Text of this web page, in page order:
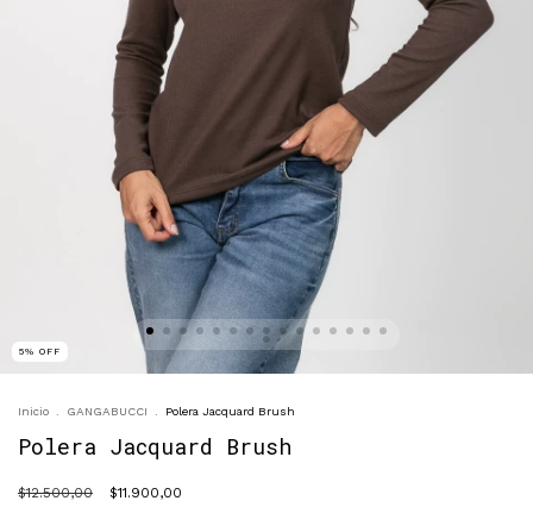
5% OFF
Inicio GANGABUCCI Polera Jacquard Brush
Polera Jacquard Brush
$12.500,00 $11.900,00